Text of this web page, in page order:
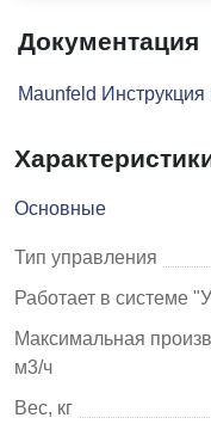
Документация
Maunfeld
Основные
Тип управления
Работает в системе
Максимальная
м3/ч
Вес, кг